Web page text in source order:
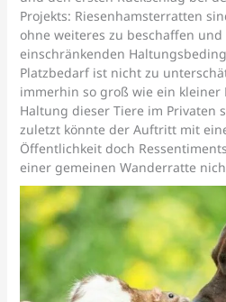
Projekts: Riesenhamsterratten
ohne weiteres zu beschaffen
einschränkenden
Platzbedarf ist nicht zu
immerhin so groß wie ein kleiner
Haltung dieser Tiere im Privaten
zuletzt könnte der Auftritt mit
Öffentlichkeit doch
einer gemeinen Wanderratte